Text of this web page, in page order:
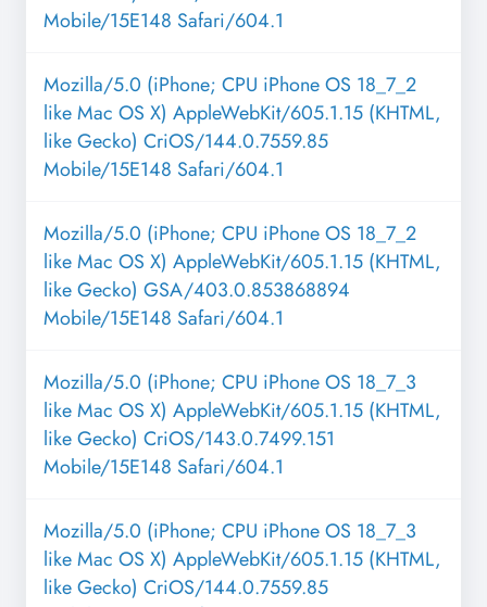
Mobile/15E148 Safari/604.1
Mozilla/5.0 (iPhone; CPU iPhone OS 18_7_2
like Mac OS X) AppleWebKit/605.1.15 (KHTML,
like Gecko) CriOS/144.0.7559.85
Mobile/15E148 Safari/604.1
Mozilla/5.0 (iPhone; CPU iPhone OS 18_7_2
like Mac OS X) AppleWebKit/605.1.15 (KHTML,
like Gecko) GSA/403.0.853868894
Mobile/15E148 Safari/604.1
Mozilla/5.0 (iPhone; CPU iPhone OS 18_7_3
like Mac OS X) AppleWebKit/605.1.15 (KHTML,
like Gecko) CriOS/143.0.7499.151
Mobile/15E148 Safari/604.1
Mozilla/5.0 (iPhone; CPU iPhone OS 18_7_3
like Mac OS X) AppleWebKit/605.1.15 (KHTML,
like Gecko) CriOS/144.0.7559.85